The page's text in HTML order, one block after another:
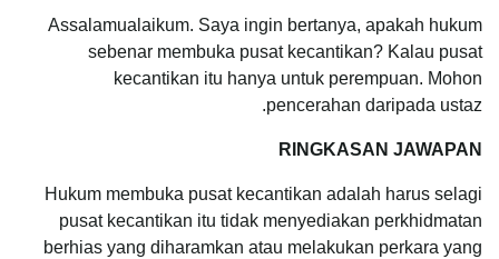
Assalamualaikum. Saya ingin bertanya, apakah hukum
sebenar membuka pusat kecantikan? Kalau pusat
kecantikan itu hanya untuk perempuan. Mohon
pencerahan daripada ustaz.
RINGKASAN JAWAPAN
Hukum membuka pusat kecantikan adalah harus selagi
pusat kecantikan itu tidak menyediakan perkhidmatan
berhias yang diharamkan atau melakukan perkara yang